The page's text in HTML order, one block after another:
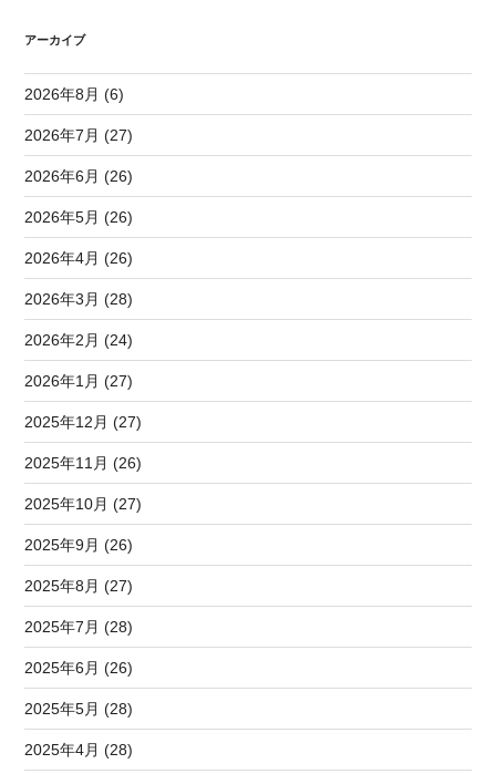
アーカイブ
2026年8月 (6)
2026年7月 (27)
2026年6月 (26)
2026年5月 (26)
2026年4月 (26)
2026年3月 (28)
2026年2月 (24)
2026年1月 (27)
2025年12月 (27)
2025年11月 (26)
2025年10月 (27)
2025年9月 (26)
2025年8月 (27)
2025年7月 (28)
2025年6月 (26)
2025年5月 (28)
2025年4月 (28)